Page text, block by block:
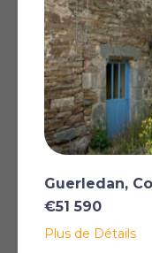
*Certaines descriptions
automatiquement par
garantir leur exactitude,
subsister. La version
La carte peut
Guerledan,
€51 590
Plus de Détails